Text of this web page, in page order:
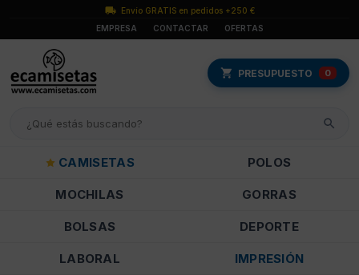
Envío GRATIS en pedidos +250 €
EMPRESA
CONTACTAR OFERTAS
PRESUPUESTO 0
CAMISETAS POLOS
MOCHILAS GORRAS
BOLSAS DEPORTE
LABORAL IMPRESIÓN